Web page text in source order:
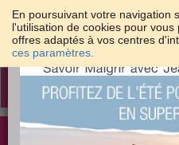
En poursuivant votre navigation
l'utilisation de cookies pour
offres adaptés à vos centres
ces paramètres.
Toggle
Les meilleures